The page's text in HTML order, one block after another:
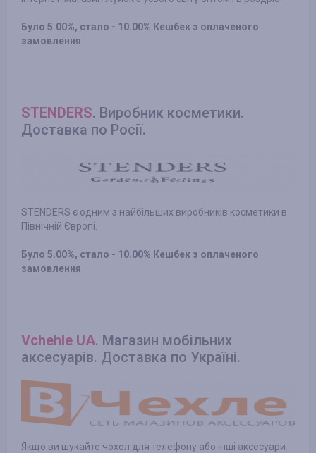
Було 5.00%, стало - 10.00% Кешбек з оплаченого
замовлення
STENDERS. Виробник косметики.
Доставка по Росії.
STENDERS є одним з найбільших виробників косметики в
Північній Європі.
Було 5.00%, стало - 10.00% Кешбек з оплаченого
замовлення
Vchehle UA. Магазин мобільних
аксесуарів. Доставка по Україні.
Якщо ви шукайте чохол для телефону або інші аксесуари